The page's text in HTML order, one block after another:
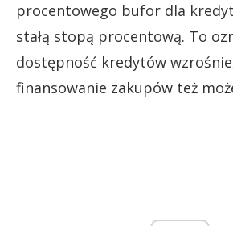
procentowego bufor dla
stałą stopą procentową. To
dostępność kredytów
finansowanie zakupów też